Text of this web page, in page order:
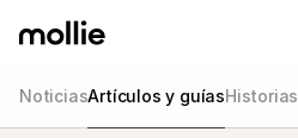
NoticiasArtículos y guías